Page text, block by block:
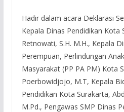
Hadir dalam acara Deklarasi
Kepala Dinas Pendidikan Kota
Retnowati, S.H. M.H., Kepala
Perempuan, Perlindungan
Masyarakat (PP PA PM) Kota
Poerbowidjojo, M.T, Kepala
Pendidikan Kota Surakarta,
M.Pd., Pengawas SMP Dinas